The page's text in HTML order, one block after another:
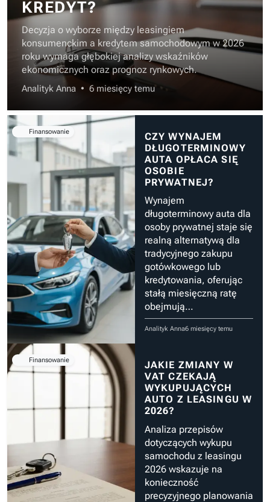
KREDYT?
Decyzja o wyborze między leasingiem
konsumenckim a kredytem samochodowym w 2026
roku wymaga głębokiej analizy wskaźników
ekonomicznych oraz prognoz rynkowych.
Analityk Anna • 6 miesięcy temu
Finansowanie
CZY WYNAJEM
DŁUGOTERMINOWY
AUTA OPŁACA SIĘ
OSOBIE
PRYWATNEJ?
Wynajem
długoterminowy auta dla
osoby prywatnej staje się
realną alternatywą dla
tradycyjnego zakupu
gotówkowego lub
kredytowania, oferując
stałą miesięczną ratę
obejmują…
Analityk Anna6 miesięcy temu
Finansowanie
JAKIE ZMIANY W
VAT CZEKAJĄ
WYKUPUJĄCYCH
AUTO Z LEASINGU W
2026?
Analiza przepisów
dotyczących wykupu
samochodu z leasingu
2026 wskazuje na
konieczność
precyzyjnego planowania